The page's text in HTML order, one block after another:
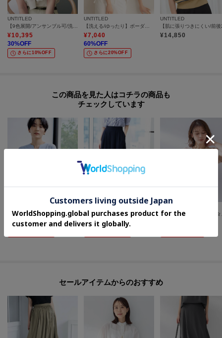
UNTITLED
【9色展開/アンサンブル可/洗える】コットンベーシックニット
¥10,395
30%OFF
さらに10%OFF
UNTITLED
【洗える/ゆったり】ボーダーボートネックニット
¥7,040
60%OFF
さらに20%OFF
UNTITLED
¥14,850
この商品を見た人はコチラの商品も
チェックしています
【セットアップ可/UVカット/接触冷感/UVカット】リラクシーキーVネックブラウス
14,300
【セットアップ可/遮熱/接触冷感/UVカット】リラクシーガウチョパンツ
¥18,700
セールアイテムからのおすすめ